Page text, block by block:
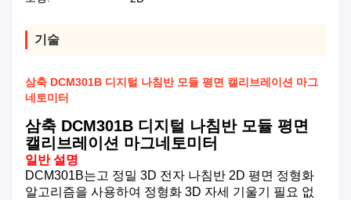
기술
삼축 DCM301B 디지털 나침반 모듈 평면 캘리브레이션 마그
네토미터
삼축 DCM301B 디지털 나침반 모듈 평면
캘리브레이션 마그네토미터
일반 설명
DCM301B는고 정밀 3D 전자 나침반 2D 평면 정형화
알고리즘을 사용하여 정형화 3D 자세 기울기 필요 없